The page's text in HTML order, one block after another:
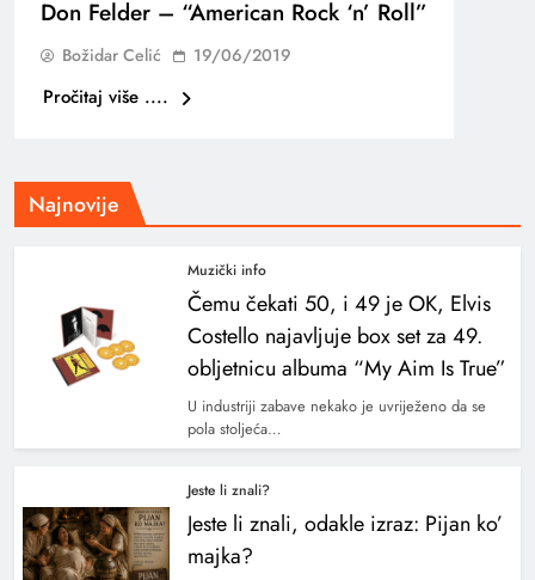
Don Felder – “American Rock ‘n’ Roll”
Božidar Celić 19/06/2019
Pročitaj više ....
Najnovije
Muzički info
Čemu čekati 50, i 49 je OK, Elvis
Costello najavljuje box set za 49.
obljetnicu albuma “My Aim Is True”
U industriji zabave nekako je uvriježeno da se
pola stoljeća…
Jeste li znali?
Jeste li znali, odakle izraz: Pijan ko’
majka?